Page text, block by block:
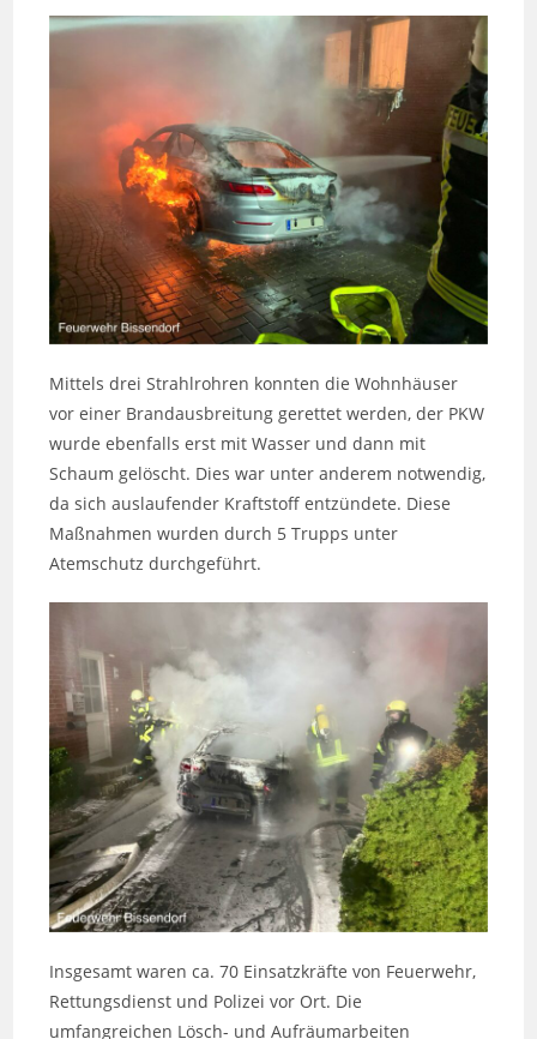
Mittels drei Strahlrohren konnten die Wohnhäuser
vor einer Brandausbreitung gerettet werden, der PKW
wurde ebenfalls erst mit Wasser und dann mit
Schaum gelöscht. Dies war unter anderem notwendig,
da sich auslaufender Kraftstoff entzündete. Diese
Maßnahmen wurden durch 5 Trupps unter
Atemschutz durchgeführt.
Insgesamt waren ca. 70 Einsatzkräfte von Feuerwehr,
Rettungsdienst und Polizei vor Ort. Die
umfangreichen Lösch- und Aufräumarbeiten